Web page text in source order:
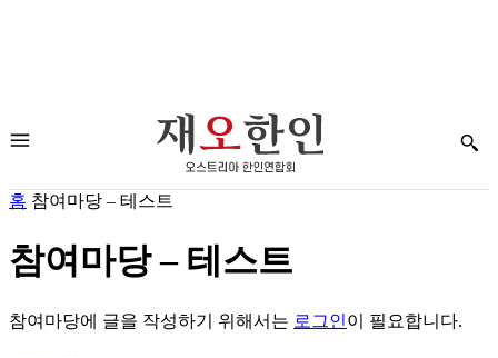
홈 참여마당 – 테스트
참여마당 – 테스트
참여마당에 글을 작성하기 위해서는 로그인이 필요합니다.